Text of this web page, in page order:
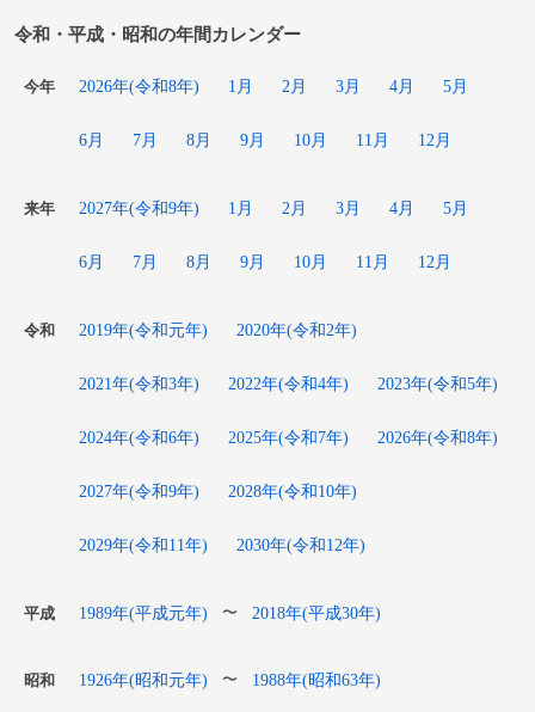
令和・平成・昭和の年間カレンダー
今年 2026年(令和8年) 1月 2月 3月 4月 5月
6月 7月 8月 9月 10月 11月 12月
来年 2027年(令和9年) 1月 2月 3月 4月 5月
6月 7月 8月 9月 10月 11月 12月
令和 2019年(令和元年) 2020年(令和2年)
2021年(令和3年) 2022年(令和4年) 2023年(令和5年)
2024年(令和6年) 2025年(令和7年) 2026年(令和8年)
2027年(令和9年) 2028年(令和10年)
2029年(令和11年) 2030年(令和12年)
平成 1989年(平成元年) 〜 2018年(平成30年)
昭和 1926年(昭和元年) 〜 1988年(昭和63年)